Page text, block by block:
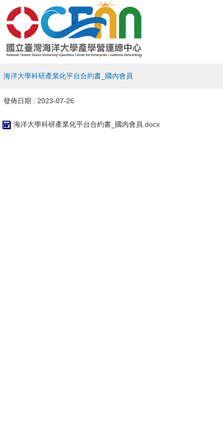
海洋大學科研產業化平台合約書_國內會員
發佈日期 : 2023-07-26
海洋大學科研產業化平台合約書_國內會員.docx